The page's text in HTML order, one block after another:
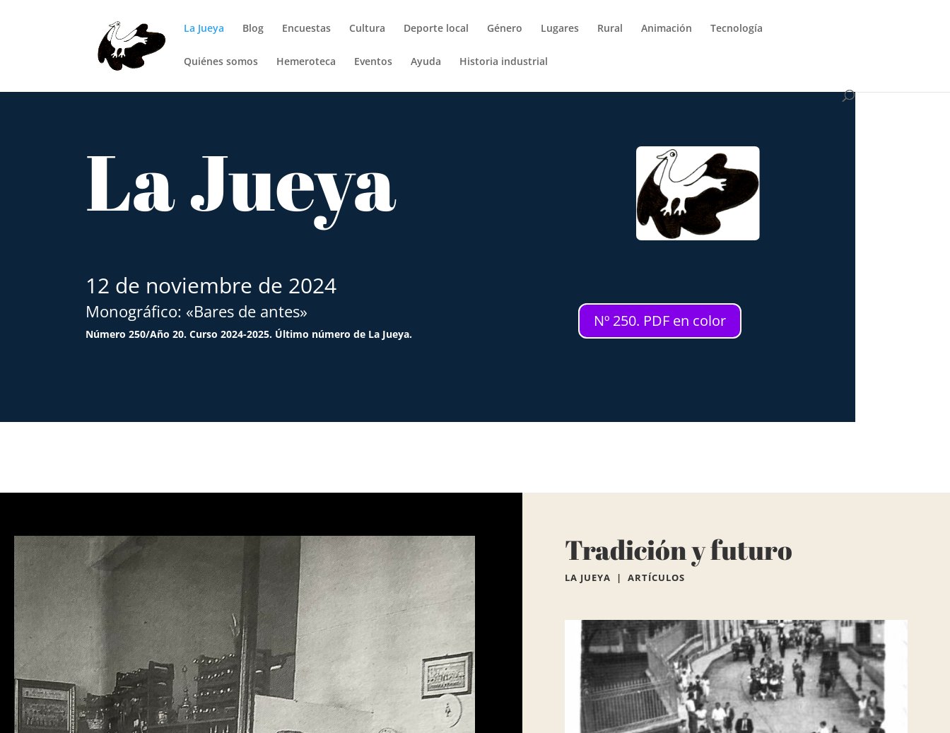
La Jueya Blog Encuestas Cultura Deporte local Género Lugares Rural Animación Tecnología
Quiénes somos Hemeroteca Eventos Ayuda Historia industrial
La Jueya
12 de noviembre de 2024
Monográfico: «Bares de antes»
Número 250/Año 20. Curso 2024-2025. Último número de La Jueya.
Nº 250. PDF en color
Tradición y futuro
LA JUEYA | ARTÍCULOS